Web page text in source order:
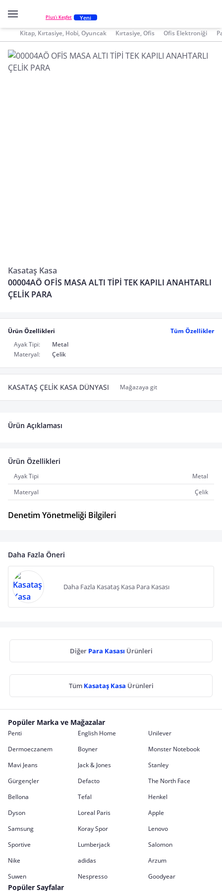
Plus'ı Keşfet Yeni
Kitap, Kırtasiye, Hobi, Oyuncak Kırtasiye, Ofis Ofis Elektroniği
Kasataş Kasa
00004AÖ OFİS MASA ALTI TİPİ TEK KAPILI ANAHTARLI
ÇELİK PARA
Ürün Özellikleri
Tüm Özellikler
Ayak Tipi:
Metal
Materyal:
Çelik
KASATAŞ ÇELİK KASA DÜNYASI Mağazaya git
Ürün Açıklaması
Ürün Özellikleri
Ayak Tipi
Metal
Materyal
Çelik
Denetim Yönetmeliği Bilgileri
Daha Fazla Öneri
Daha Fazla Kasataş Kasa Para Kasası
Diğer Para Kasası Ürünleri
Tüm Kasataş Kasa Ürünleri
Popüler Marka ve Mağazalar
Penti English Home
Unilever
Dermoeczanem
Boyner
Monster Notebook
Mavi Jeans
Jack & Jones
Stanley
Gürgençler
Defacto
The North Face
Bellona
Tefal
Henkel
Dyson
Loreal Paris
Apple
Samsung
Koray Spor
Lenovo
Sportive
Lumberjack
Salomon
Nike
adidas
Arzum
Suwen
Nespresso Goodyear
Popüler Sayfalar